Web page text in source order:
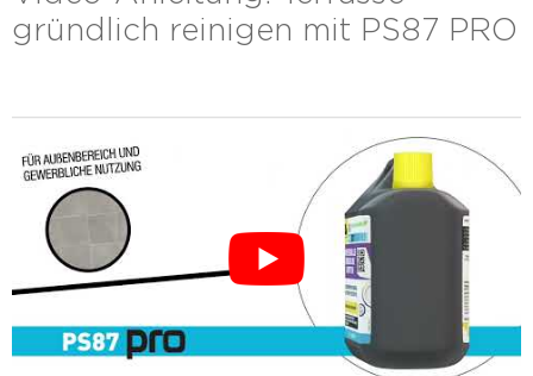
gründlich reinigen mit PS87 PRO